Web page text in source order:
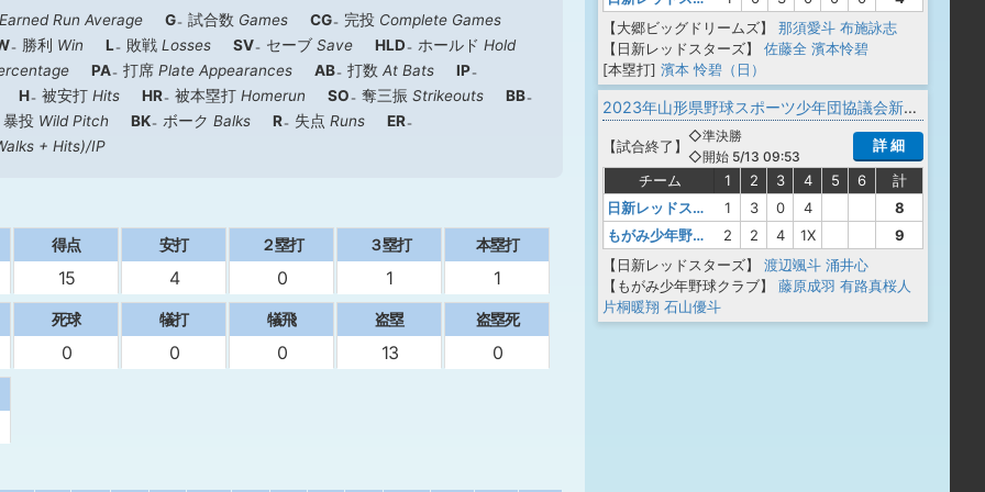
Earned Run Average G 試合数 Games CG 完投 Complete Games
勝利 Win L 敗戦 Losses SV セーブ Save HLD ホールド Hold
PA 打席 Plate Appearances AB 打数 At Bats
IP
H
被安打 Hits HR 被本塁打 Homerun SO 奪三振 Strikeouts
BB
暴投 Wild Pitch BK ボーク Balks R 失点 Runs
ER
+ Hits)/IP
得点
15
安打
4
２塁打
0
３塁打
1
本塁打
1
死球
0
犠打
0
犠飛
0
盗塁
13
盗塁死
0
【大郷ビッグドリームズ】
那須愛斗 布施詠志
【日新レッドスターズ】
佐藤全 濱本怜碧
[本塁打] 濱本 怜碧（日）
2023年山形県野球スポーツ少年団協議会新庄最上支部春季交流大会
【試合終了 】
◇準決勝
◇開始 5/13 09:53
詳 細
チーム 1 2 3 4 5 6
計
日新レッドスターズ
1 3 0 4
8
もがみ少年野球クラブ
2 2 4 1X
9
【日新レッドスターズ】
渡辺颯斗 涌井心
【もがみ少年野球クラブ】
藤原成羽 有路真桜人
片桐暖翔 石山優斗